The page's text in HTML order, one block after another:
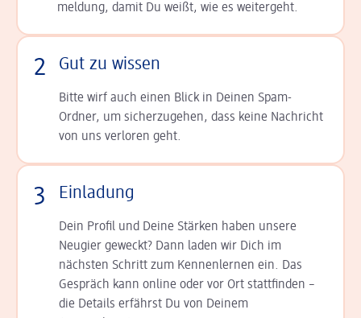
meldung, damit Du weißt, wie es weitergeht.
2 Gut zu wissen
Bitte wirf auch einen Blick in Deinen Spam-
Ordner, um sicherzugehen, dass keine Nachricht
von uns verloren geht.
3 Einladung
Dein Profil und Deine Stär­ken haben unsere
Neugier geweckt? Dann laden wir Dich im
nächsten Schritt zum Kennen­lernen ein. Das
Gespräch kann online oder vor Ort statt­finden –
die Details er­fährst Du von Deinem